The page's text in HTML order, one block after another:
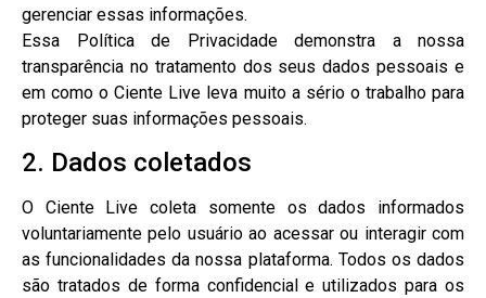
gerenciar essas informações.
Essa Política de Privacidade demonstra a nossa
transparência no tratamento dos seus dados pessoais e
em como o Ciente Live leva muito a sério o trabalho para
proteger suas informações pessoais.
2. Dados coletados
O Ciente Live coleta somente os dados informados
voluntariamente pelo usuário ao acessar ou interagir com
as funcionalidades da nossa plataforma. Todos os dados
são tratados de forma confidencial e utilizados para os